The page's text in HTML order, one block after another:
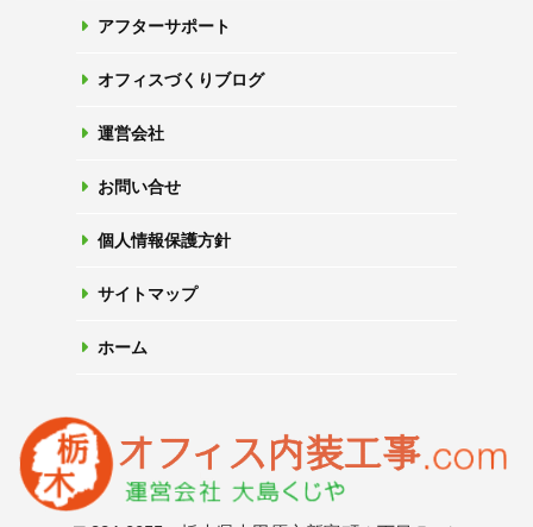
アフターサポート
オフィスづくりブログ
運営会社
お問い合せ
個人情報保護方針
サイトマップ
ホーム